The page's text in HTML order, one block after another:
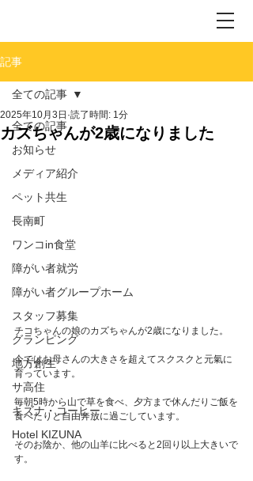
記事
全ての記事
お知らせ
メディア紹介
ペット共生
長南町
ワンコin食堂
障がい者就労
障がい者グループホーム
スタッフ募集
グランピング
地方創生
サ高住
キズナ・コーヒー
Hotel KIZUNA
全ての記事
カズちゃんが2歳になりました
2025年10月3日 読了時間: 1分
チコちゃんの娘のカズちゃんが2歳になりました。
今ではお母さんの大きさを超えてスクスクと元氣に
育っています。
毎朝5時から山で草を食べ、夕方まで休んだりご飯を
食べたりと自由奔放に過ごしています。
そのお陰か、他の山羊に比べると2回り以上大きいで
す。